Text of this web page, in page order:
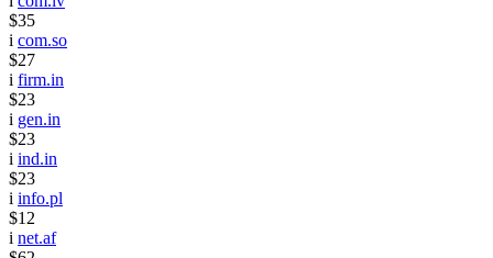
$35
i com.so
$27
i firm.in
$23
i gen.in
$23
i ind.in
$23
i info.pl
$12
i net.af